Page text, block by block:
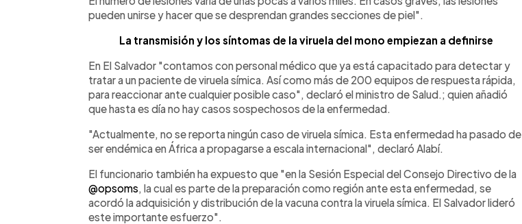
pueden unirse y hacer que se desprendan grandes secciones de piel".
La transmisión y los síntomas de la viruela del mono empiezan a definirse
En El Salvador "contamos con personal médico que ya está capacitado para detectar y
tratar a un paciente de viruela símica. Así como más de 200 equipos de respuesta rápida,
para reaccionar ante cualquier posible caso", declaró el ministro de Salud.; quien añadió
que hasta es día no hay casos sospechosos de la enfermedad.
"Actualmente, no se reporta ningún caso de viruela símica. Esta enfermedad ha pasado de
ser endémica en África a propagarse a escala internacional", declaró Alabí.
El funcionario también ha expuesto que "en la Sesión Especial del Consejo Directivo de la
@opsoms , la cual es parte de la preparación como región ante esta enfermedad, se
acordó la adquisición y distribución de la vacuna contra la viruela símica. El Salvador lideró
este importante esfuerzo".